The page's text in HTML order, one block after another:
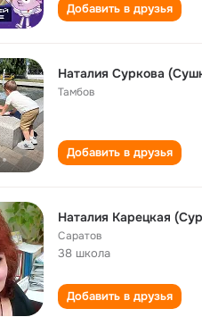
Добавить в друзья
Наталия Суркова
Тамбов
Добавить в друзья
Наталия Карецкая
Саратов
38 школа
Добавить в друзья